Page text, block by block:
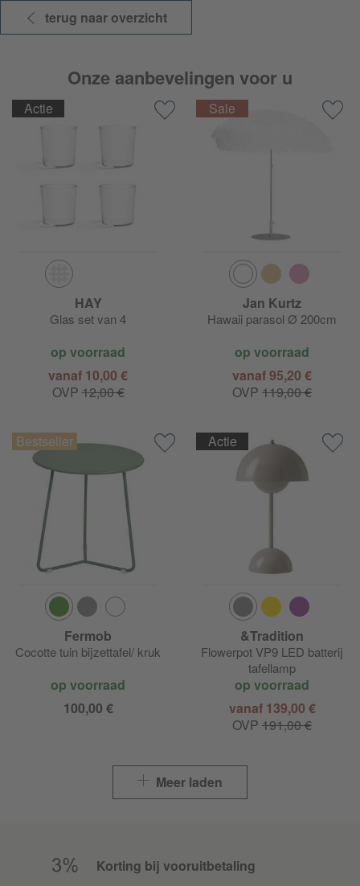
terug naar overzicht
Onze aanbevelingen voor u
Actie
HAY
Glas set van 4
op voorraad
vanaf 10,00 €
OVP12,00 €
Jan Kurtz
Hawaii parasol Ø 200cm
op voorraad
vanaf 95,20 €
OVP 119,00 €
Fermob
Cocotte tuin bijzettafel/ kruk
op voorraad
100,00 €
Actie
&Tradition
Flowerpot VP9 LED batterij
tafellamp
op voorraad
vanaf 139,00 €
OVP 191,00 €
Meer laden
Korting bij vooruitbetaling